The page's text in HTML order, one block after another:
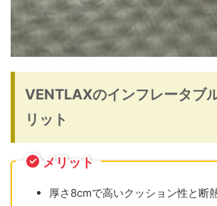
VENTLAXのインフレータブ
リット
メリット
厚さ8cmで高いクッション性と断